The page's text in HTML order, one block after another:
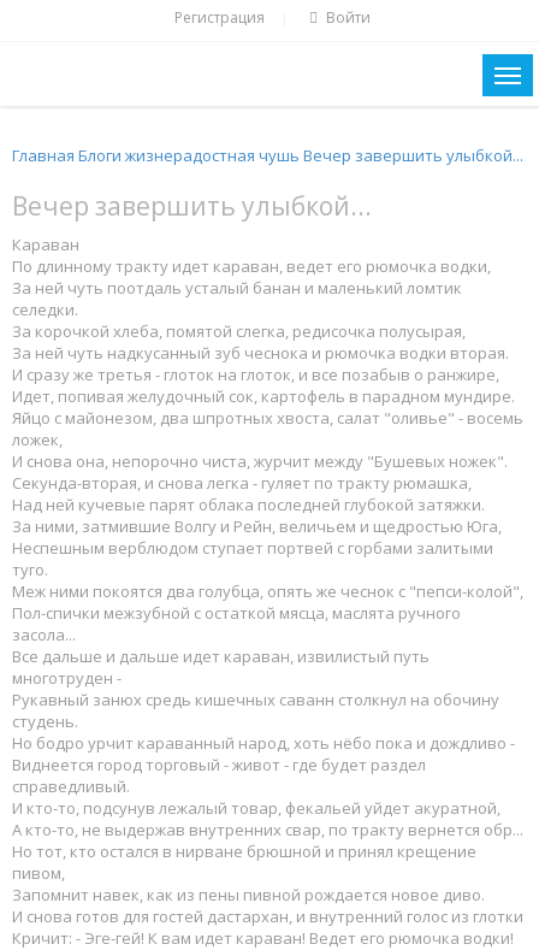
Регистрация Войти
Главная Блоги жизнерадостная чушь Вечер завершить улыбкой...
Вечер завершить улыбкой...
Караван
По длинному тракту идет караван, ведет его рюмочка водки,
За ней чуть поотдаль усталый банан и маленький ломтик
селедки.
За корочкой хлеба, помятой слегка, редисочка полусырая,
За ней чуть надкусанный зуб чеснока и рюмочка водки вторая.
И сразу же третья - глоток на глоток, и все позабыв о ранжире,
Идет, попивая желудочный сок, картофель в парадном мундире.
Яйцо с майонезом, два шпротных хвоста, салат "оливье" - восемь
ложек,
И снова она, непорочно чиста, журчит между "Бушевых ножек".
Секунда-вторая, и снова легка - гуляет по тракту рюмашка,
Над ней кучевые парят облака последней глубокой затяжки.
За ними, затмившие Волгу и Рейн, величьем и щедростью Юга,
Неспешным верблюдом ступает портвей с горбами залитыми
туго.
Меж ними покоятся два голубца, опять же чеснок с "пепси-колой",
Пол-спички межзубной с остаткой мясца, маслята ручного
засола...
Все дальше и дальше идет караван, извилистый путь
многотруден -
Рукавный занюх средь кишечных саванн столкнул на обочину
студень.
Но бодро урчит караванный народ, хоть нёбо пока и дождливо -
Виднеется город торговый - живот - где будет раздел
справедливый.
И кто-то, подсунув лежалый товар, фекальей уйдет акуратной,
А кто-то, не выдержав внутренних свар, по тракту вернется обр...
Но тот, кто остался в нирване брюшной и принял крещение
пивом,
Запомнит навек, как из пены пивной рождается новое диво.
И снова готов для гостей дастархан, и внутренний голос из глотки
Кричит: - Эге-гей! К вам идет караван! Ведет его рюмочка водки!